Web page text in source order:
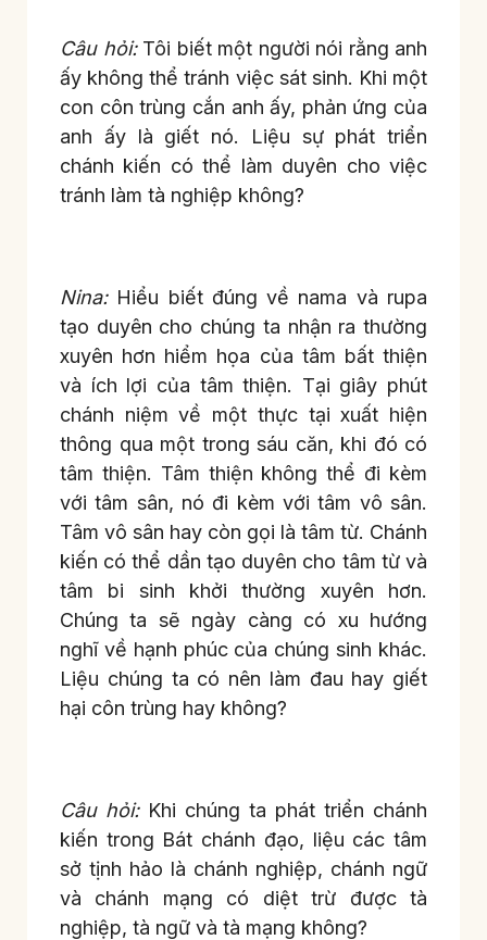
Câu hỏi:Tôi biết một người nói rằng anh
ấy không thể tránh việc sát sinh. Khi một
con côn trùng cắn anh ấy, phản ứng của
anh ấy là giết nó. Liệu sự phát triển
chánh kiến có thể làm duyên cho việc
tránh làm tà nghiệp không?
Nina:Hiểu biết đúng về nama và rupa
tạo duyên cho chúng ta nhận ra thường
xuyên hơn hiểm họa của tâm bất thiện
và ích lợi của tâm thiện. Tại giây phút
chánh niệm về một thực tại xuất hiện
thông qua một trong sáu căn, khi đó có
tâm thiện. Tâm thiện không thể đi kèm
với tâm sân, nó đi kèm với tâm vô sân.
Tâm vô sân hay còn gọi là tâm từ. Chánh
kiến có thể dần tạo duyên cho tâm từ và
tâm bi sinh khởi thường xuyên hơn.
Chúng ta sẽ ngày càng có xu hướng
nghĩ về hạnh phúc của chúng sinh khác.
Liệu chúng ta có nên làm đau hay giết
hại côn trùng hay không?
Câu hỏi:Khi chúng ta phát triển chánh
kiến trong Bát chánh đạo, liệu các tâm
sở tịnh hảo là chánh nghiệp, chánh ngữ
và chánh mạng có diệt trừ được tà
nghiệp, tà ngữ và tà mạng không?